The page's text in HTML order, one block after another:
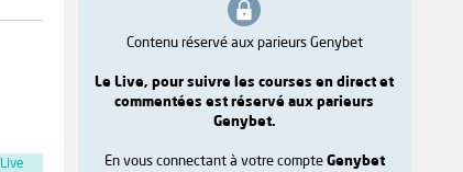
Live
Contenu réservé aux parieurs Genybet
Le Live, pour suivre les courses en direct et
commentées est réservé aux parieurs
Genybet.
En vous connectant à votre compte Genybet